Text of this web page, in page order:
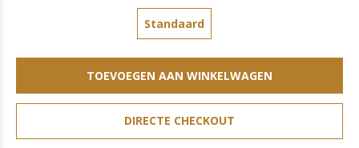
Standaard
TOEVOEGEN AAN WINKELWAGEN
DIRECTE CHECKOUT